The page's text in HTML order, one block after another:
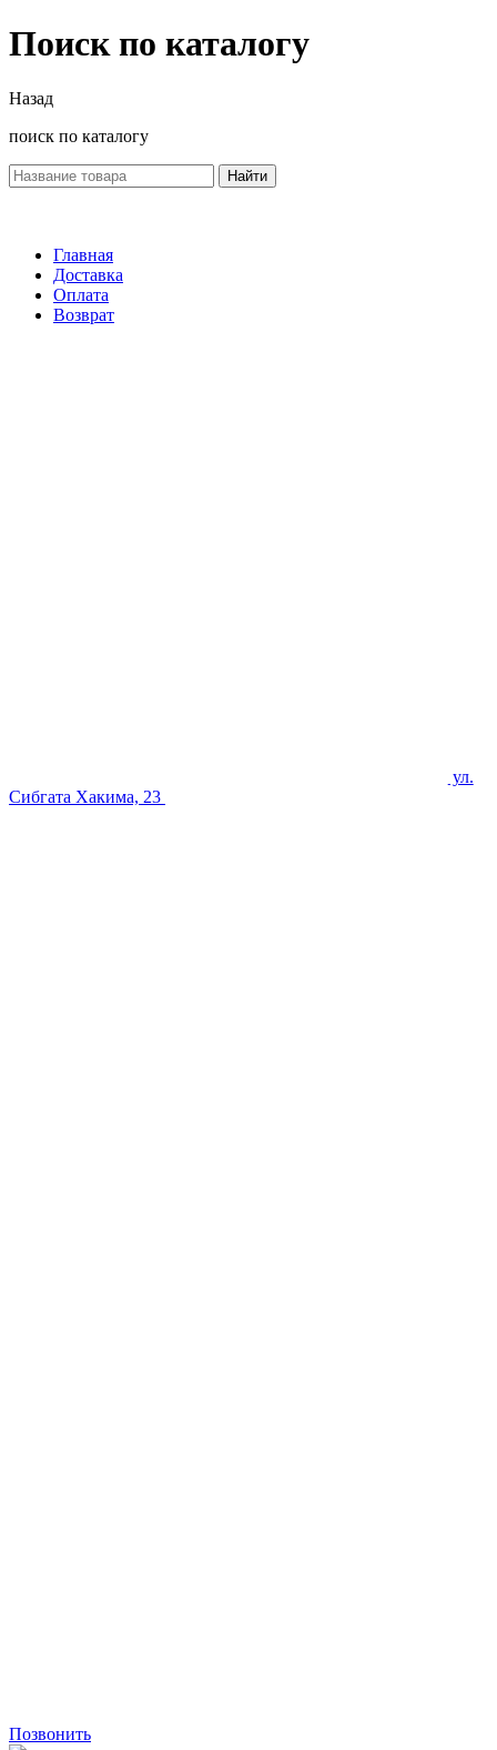
Поиск по каталогу
Назад
поиск по каталогу
Найти
Главная
Доставка
Оплата
Возврат
ул.
Сибгата Хакима, 23
Позвонить